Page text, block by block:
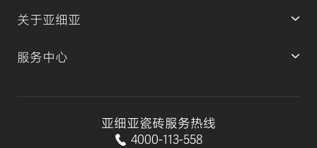
关于亚细亚
服务中心
亚细亚瓷砖服务热线
4000-113-558